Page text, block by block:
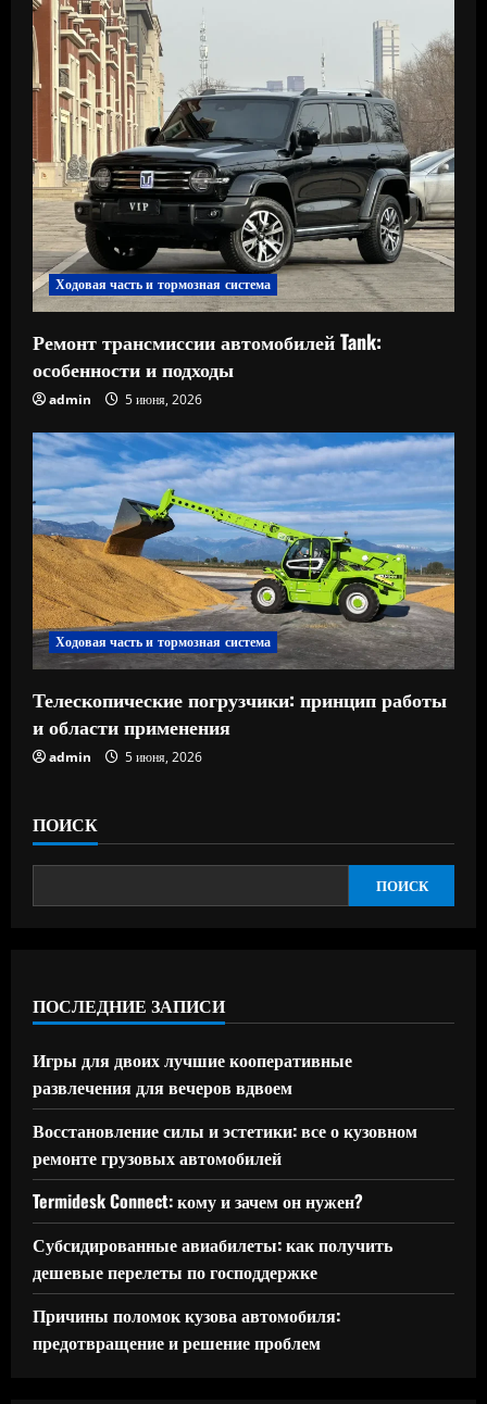
Ходовая часть и тормозная система
Ремонт трансмиссии автомобилей Tank:
особенности и подходы
admin 5 июня, 2026
Ходовая часть и тормозная система
Телескопические погрузчики: принцип работы
и области применения
admin 5 июня, 2026
ПОИСК
ПОИСК
ПОСЛЕДНИЕ ЗАПИСИ
Игры для двоих лучшие кооперативные
развлечения для вечеров вдвоем
Восстановление силы и эстетики: все о кузовном
ремонте грузовых автомобилей
Termidesk Connect: кому и зачем он нужен?
Субсидированные авиабилеты: как получить
дешевые перелеты по господдержке
Причины поломок кузова автомобиля:
предотвращение и решение проблем